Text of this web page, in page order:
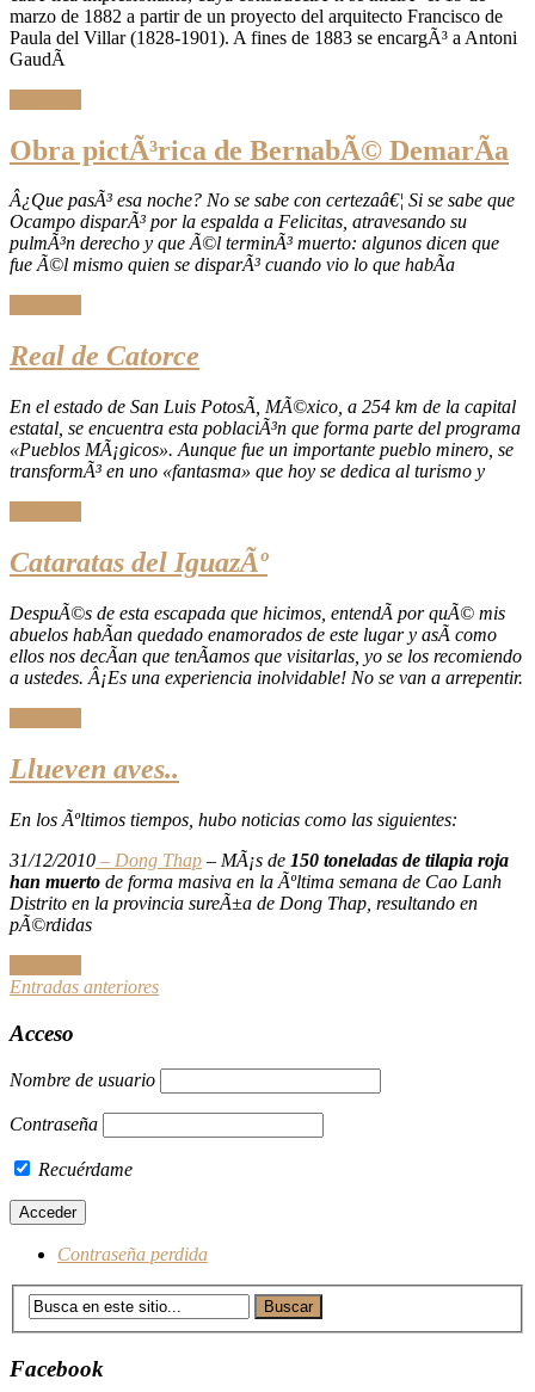
marzo de 1882 a partir de un proyecto del arquitecto Francisco de
Paula del Villar (1828-1901). A fines de 1883 se encargÃ³ a Antoni
GaudÃ­
Obra pictÃ³rica de BernabÃ© DemarÃ­a
Â¿Que pasÃ³ esa noche? No se sabe con certezaâ€¦ Si se sabe que
Ocampo disparÃ³ por la espalda a Felicitas, atravesando su
pulmÃ³n derecho y que Ã©l terminÃ³ muerto: algunos dicen que
fue Ã©l mismo quien se disparÃ³ cuando vio lo que habÃ­a
Real de Catorce
En el estado de San Luis PotosÃ­, MÃ©xico, a 254 km de la capital
estatal, se encuentra esta poblaciÃ³n que forma parte del programa
«Pueblos MÃ¡gicos». Aunque fue un importante pueblo minero, se
transformÃ³ en uno «fantasma» que hoy se dedica al turismo y
Cataratas del IguazÃº
DespuÃ©s de esta escapada que hicimos, entendÃ­ por quÃ© mis
abuelos habÃ­an quedado enamorados de este lugar y asÃ­ como
ellos nos decÃ­an que tenÃ­amos que visitarlas, yo se los recomiendo
a ustedes. Â¡Es una experiencia inolvidable! No se van a arrepentir.
Llueven aves..
En los Ãºltimos tiempos, hubo noticias como las siguientes:
31/12/2010 – Dong Thap – MÃ¡s de 150 toneladas de tilapia roja
han muerto de forma masiva en la Ãºltima semana de Cao Lanh
Distrito en la provincia sureÃ±a de Dong Thap, resultando en
pÃ©rdidas
Ir
a
entradas
Entradas anteriores
Acceso
Nombre de usuario
Contraseña
Recuérdame
Contraseña perdida
Facebook